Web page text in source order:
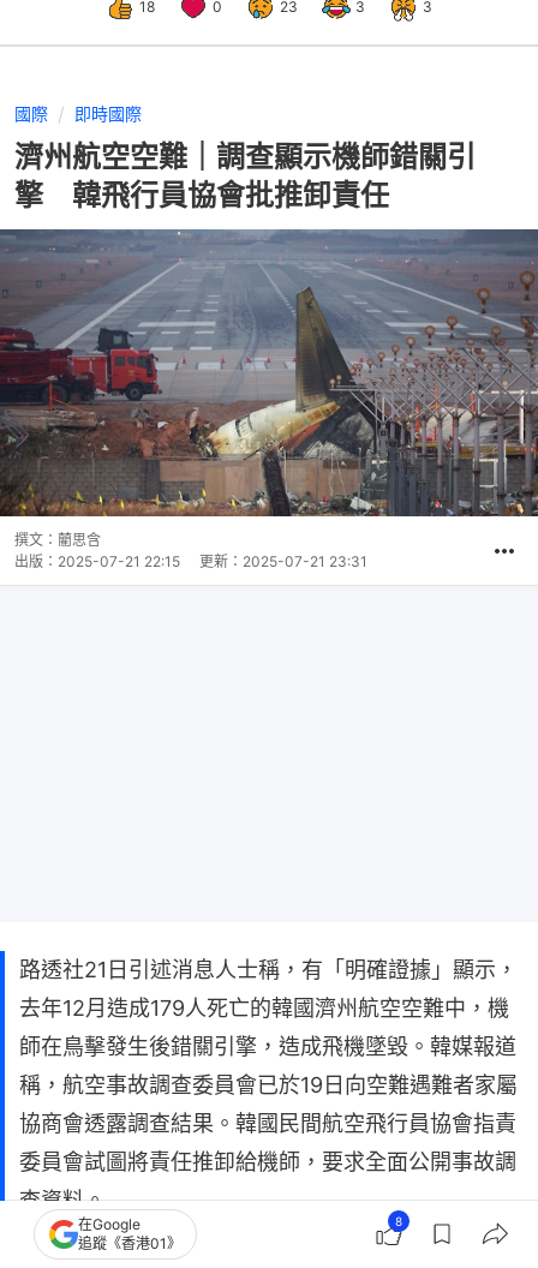
18 0 23 3 3
國際 即時國際
濟州航空空難｜調查顯示機師錯關引
擎 韓飛行員協會批推卸責任
撰文： 藺思含
出版： 2025-07-21 22:15 更新： 2025-07-21 23:31
路透社21日引述消息人士稱，有「明確證據」顯示，
去年12月造成179人死亡的韓國濟州航空空難中，機
師在鳥擊發生後錯關引擎，造成飛機墜毀。韓媒報道
稱，航空事故調查委員會已於19日向空難遇難者家屬
協商會透露調查結果。韓國民間航空飛行員協會指責
委員會試圖將責任推卸給機師，要求全面公開事故調
查資料。
在Google
追蹤《香港01》
8